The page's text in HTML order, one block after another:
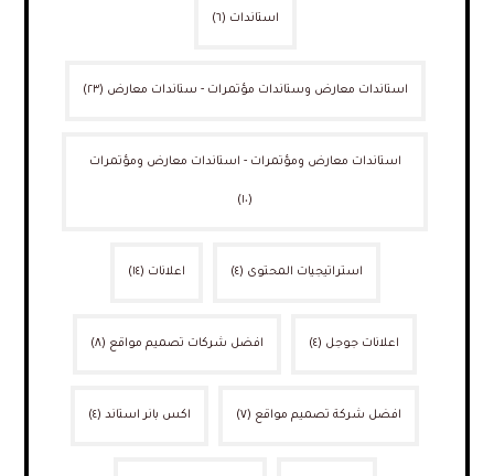
استاندات (٦)
استاندات معارض وستاندات مؤتمرات - ستاندات معارض (٢٣)
استاندات معارض ومؤتمرات - استاندات معارض ومؤتمرات
(١٠)
استراتيجيات المحتوى (٤) اعلانات (١٤)
اعلانات جوجل (٤) افضل شركات تصميم مواقع (٨)
افضل شركة تصميم مواقع (٧) اكس بانر استاند (٤)